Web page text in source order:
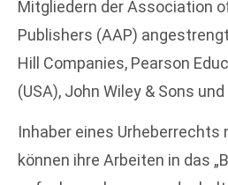
Mitgliedern der Association
Publishers (AAP)
Hill Companies, Pearson
(USA), John Wiley & Sons
Inhaber eines Urheberrechts
können ihre Arbeiten in das